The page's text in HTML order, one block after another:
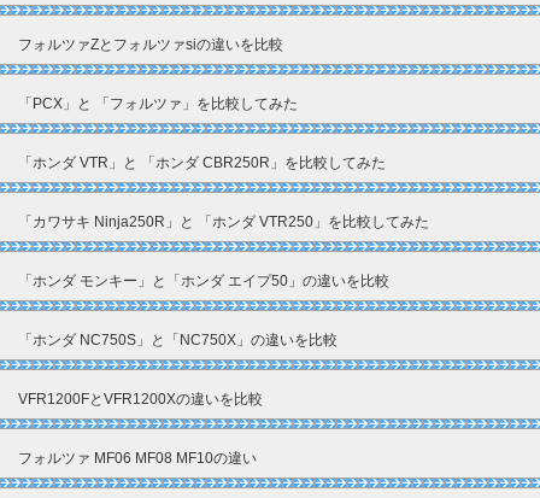
フォルツァZとフォルツァsiの違いを比較
「PCX」と 「フォルツァ」を比較してみた
「ホンダ VTR」と 「ホンダ CBR250R」を比較してみた
「カワサキ Ninja250R」と 「ホンダ VTR250」を比較してみた
「ホンダ モンキー」と「ホンダ エイプ50」の違いを比較
「ホンダ NC750S」と「NC750X」の違いを比較
VFR1200FとVFR1200Xの違いを比較
フォルツァ MF06 MF08 MF10の違い